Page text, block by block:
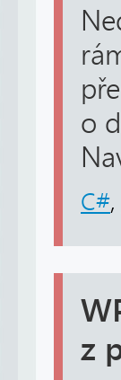
o
C#,
z